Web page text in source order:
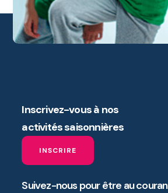
Inscrivez-vous à nos
activités saisonnières
INSCRIRE
Suivez-nous pour être au